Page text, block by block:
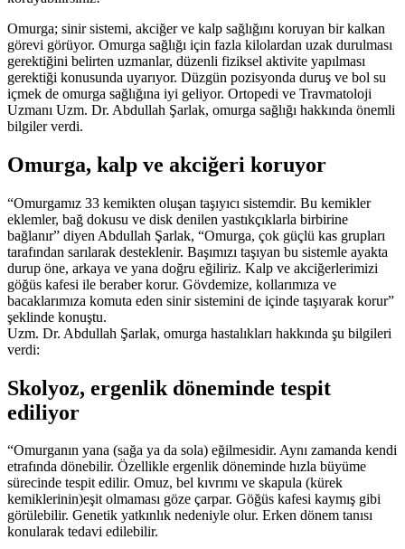
Omurga; sinir sistemi, akciğer ve kalp sağlığını koruyan bir kalkan
görevi görüyor. Omurga sağlığı için fazla kilolardan uzak durulması
gerektiğini belirten uzmanlar, düzenli fiziksel aktivite yapılması
gerektiği konusunda uyarıyor. Düzgün pozisyonda duruş ve bol su
içmek de omurga sağlığına iyi geliyor. Ortopedi ve Travmatoloji
Uzmanı Uzm. Dr. Abdullah Şarlak, omurga sağlığı hakkında önemli
bilgiler verdi.
Omurga, kalp ve akciğeri koruyor
“Omurgamız 33 kemikten oluşan taşıyıcı sistemdir. Bu kemikler
eklemler, bağ dokusu ve disk denilen yastıkçıklarla birbirine
bağlanır” diyen Abdullah Şarlak, “Omurga, çok güçlü kas grupları
tarafından sarılarak desteklenir. Başımızı taşıyan bu sistemle ayakta
durup öne, arkaya ve yana doğru eğiliriz. Kalp ve akciğerlerimizi
göğüs kafesi ile beraber korur. Gövdemize, kollarımıza ve
bacaklarımıza komuta eden sinir sistemini de içinde taşıyarak korur”
şeklinde konuştu.
Uzm. Dr. Abdullah Şarlak, omurga hastalıkları hakkında şu bilgileri
verdi:
Skolyoz, ergenlik döneminde tespit
ediliyor
“Omurganın yana (sağa ya da sola) eğilmesidir. Aynı zamanda kendi
etrafında dönebilir. Özellikle ergenlik döneminde hızla büyüme
sürecinde tespit edilir. Omuz, bel kıvrımı ve skapula (kürek
kemiklerinin)eşit olmaması göze çarpar. Göğüs kafesi kaymış gibi
görülebilir. Genetik yatkınlık nedeniyle olur. Erken dönem tanısı
konularak tedavi edilebilir.